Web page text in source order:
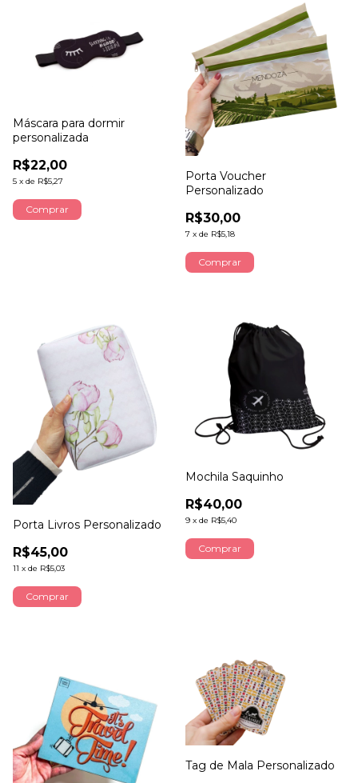
Máscara para dormir
personalizada
R$22,00
5 x de R$5,27
Porta Voucher
Personalizado
R$30,00
7 x de R$5,18
Porta Livros Personalizado
R$45,00
11 x de R$5,03
Mochila Saquinho
R$40,00
9 x de R$5,40
Tag de Mala Personalizado